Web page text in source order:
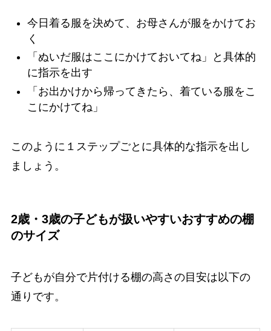
今日着る服を決めて、お母さんが服をかけてお
く
「ぬいだ服はここにかけておいてね」と具体的
に指示を出す
「お出かけから帰ってきたら、着ている服をこ
こにかけてね」
このように１ステップごとに具体的な指示を出し
ましょう。
2歳・3歳の子どもが扱いやすいおすすめの棚
のサイズ
子どもが自分で片付ける棚の高さの目安は以下の
通りです。